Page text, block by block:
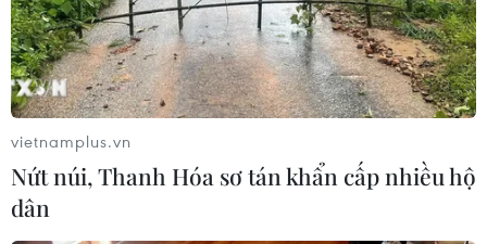
bộ phận của máy bay quân sự không người lái
của Mỹ tại vùng lãnh hải của chúng tôi, nơi nó
bị bắn hạ"./.
vietnamplus.vn
Nứt núi, Thanh Hóa sơ tán khẩn cấp nhiều hộ
dân